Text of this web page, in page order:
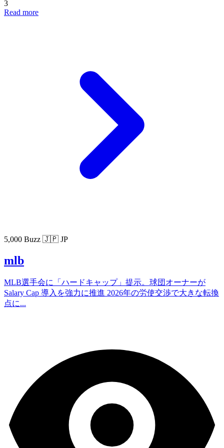
3
Read more
5,000 Buzz 🇯🇵 JP
mlb
MLB選手会に「ハードキャップ」提示。球団オーナーが
Salary Cap 導入を強力に推進 2026年の労使交渉で大きな転換
点に...